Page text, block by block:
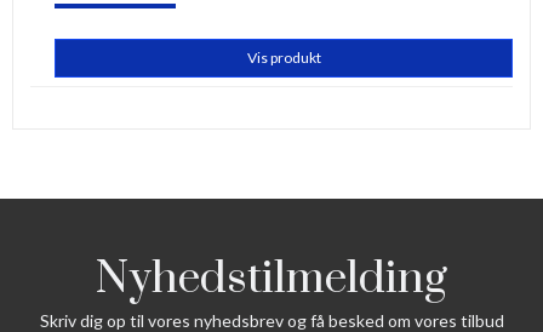
Vis produkt
Nyhedstilmelding
Skriv dig op til vores nyhedsbrev og få besked om vores tilbud